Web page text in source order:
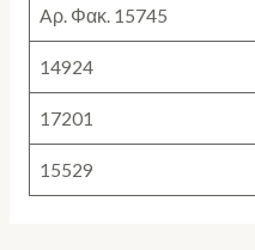
Aρ. Φακ. 15745
14924
17201
15529